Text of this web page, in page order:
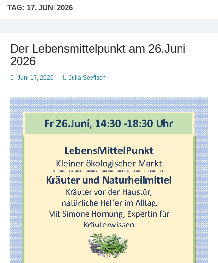
TAG: 17. JUNI 2026
Der Lebensmittelpunkt am 26.Juni
2026
Juni 17, 2026 Julia Seefisch